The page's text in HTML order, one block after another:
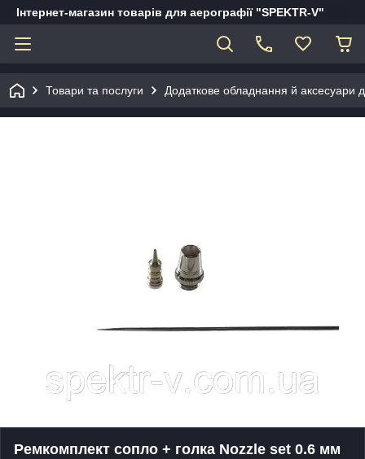
Інтернет-магазин товарів для аерографії "SPEKTR-V"
Товари та послуги Додаткове обладнання й аксесуари
Ремкомплект сопло + голка Nozzle set 0.6 мм